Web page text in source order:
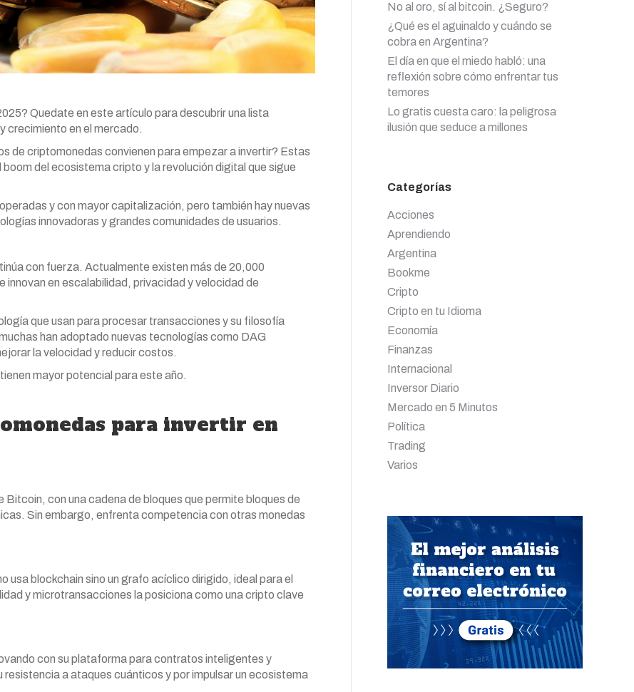
Quedate en este artículo para descubrir una lista
crecimiento en el mercado.
de criptomonedas convienen para empezar a invertir? Estas
del ecosistema cripto y la revolución digital que sigue
y con mayor capitalización, pero también hay nuevas
innovadoras y grandes comunidades de usuarios.
con fuerza. Actualmente existen más de 20,000
en escalabilidad, privacidad y velocidad de
que usan para procesar transacciones y su filosofía
han adoptado nuevas tecnologías como DAG
la velocidad y reducir costos.
mayor potencial para este año.
para invertir en
con una cadena de bloques que permite bloques de
Sin embargo, enfrenta competencia con otras monedas
blockchain sino un grafo acíclico dirigido, ideal para el
y microtransacciones la posiciona como una cripto clave
con su plataforma para contratos inteligentes y
a ataques cuánticos y por impulsar un ecosistema
No al oro, sí al bitcoin. ¿Seguro?
¿Qué es el aguinaldo y cuándo se
cobra en Argentina?
El día en que el miedo habló: una
reflexión sobre cómo enfrentar tus
temores
Lo gratis cuesta caro: la peligrosa
ilusión que seduce a millones
Categorías
Acciones
Aprendiendo
Argentina
Bookme
Cripto
Cripto en tu Idioma
Economía
Finanzas
Internacional
Inversor Diario
Mercado en 5 Minutos
Política
Trading
Varios